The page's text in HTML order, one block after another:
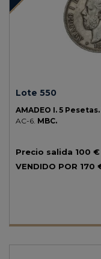
Lote 550
AMADEO I. 5 Pesetas.
AC-6. MBC.
Precio salida 100 €
VENDIDO POR 170